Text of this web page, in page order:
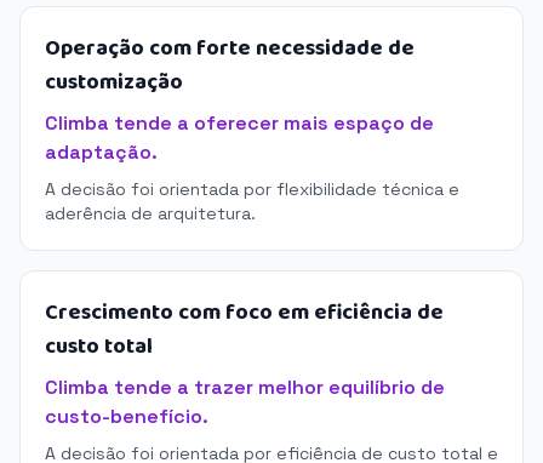
Operação com forte necessidade de
customização
Climba tende a oferecer mais espaço de
adaptação.
A decisão foi orientada por flexibilidade técnica e
aderência de arquitetura.
Crescimento com foco em eficiência de
custo total
Climba tende a trazer melhor equilíbrio de
custo-benefício.
A decisão foi orientada por eficiência de custo total e